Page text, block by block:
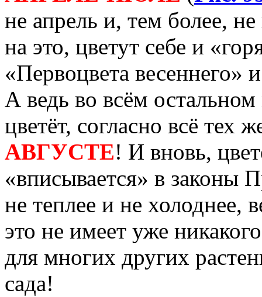
не апрель и, тем более,
на это, цветут себе и
«Первоцвета весеннего»
А ведь во всём
цветёт, согласно всё
АВГУСТЕ! И вновь,
«вписывается» в законы
не теплее и не холоднее,
это не имеет уже
для многих других
сада!